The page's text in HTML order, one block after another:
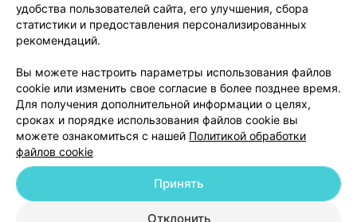
Написать руководителю 103.by
Обработка персональных данных
© 2026 ООО «Артокс Лаб», УНП 191700409
| 220012, Республика Беларусь,
удобства пользователей сайта, его улучшения, сбора
статистики и предоставления персонализированных
рекомендаций.
Вы можете настроить параметры использования файлов
cookie или изменить свое согласие в более позднее время.
Для получения дополнительной информации о целях,
сроках и порядке использования файлов cookie вы
можете ознакомиться с нашей Политикой обработки
файлов cookie
Отклонить
Принять